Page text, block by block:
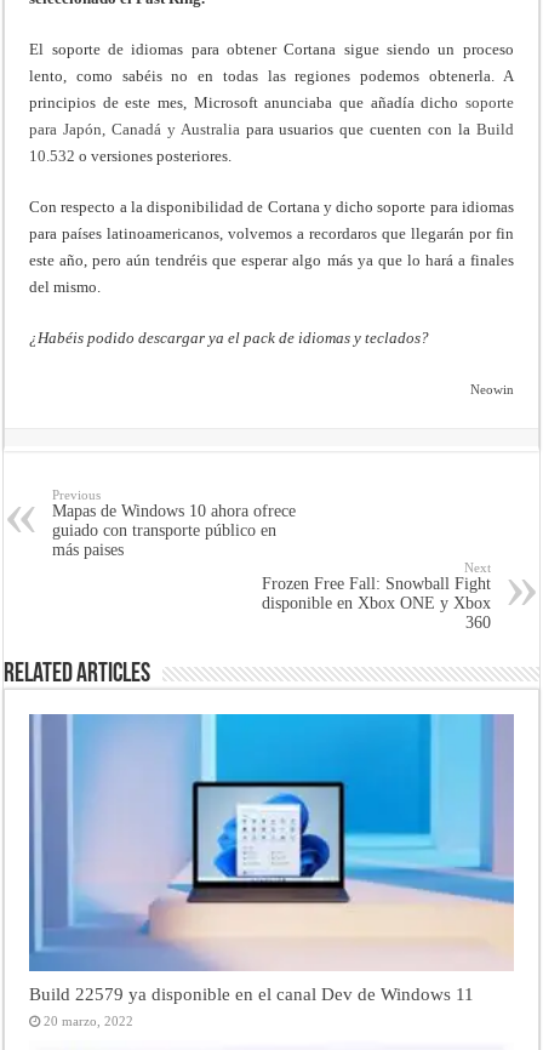
El soporte de idiomas para obtener Cortana sigue siendo un proceso
lento, como sabéis no en todas las regiones podemos obtenerla. A
principios de este mes, Microsoft anunciaba que añadía dicho soporte
para Japón, Canadá y Australia para usuarios que cuenten con la Build
10.532 o versiones posteriores.
Con respecto a la disponibilidad de Cortana y dicho soporte para idiomas
para países latinoamericanos, volvemos a recordaros que llegarán por fin
este año, pero aún tendréis que esperar algo más ya que lo hará a finales
del mismo.
¿Habéis podido descargar ya el pack de idiomas y teclados?
Neowin
Previous
Mapas de Windows 10 ahora ofrece
guiado con transporte público en
más paises
Next
Frozen Free Fall: Snowball Fight
disponible en Xbox ONE y Xbox
360
Related Articles
Build 22579 ya disponible en el canal Dev de Windows 11
20 marzo, 2022